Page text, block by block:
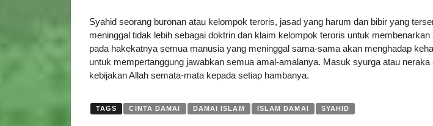
Syahid seorang buronan atau kelompok teroris, jasad yang harum dan bibir yang
meninggal tidak lebih sebagai doktrin dan klaim kelompok teroris untuk
pada hakekatnya semua manusia yang meninggal sama-sama akan menghadap
untuk mempertanggung jawabkan semua amal-amalanya. Masuk syurga atau neraka
kebijakan Allah semata-mata kepada setiap hambanya.
TAGS CINTA DAMAI DAMAI ISLAM ISLAM DAMAI SYAHID